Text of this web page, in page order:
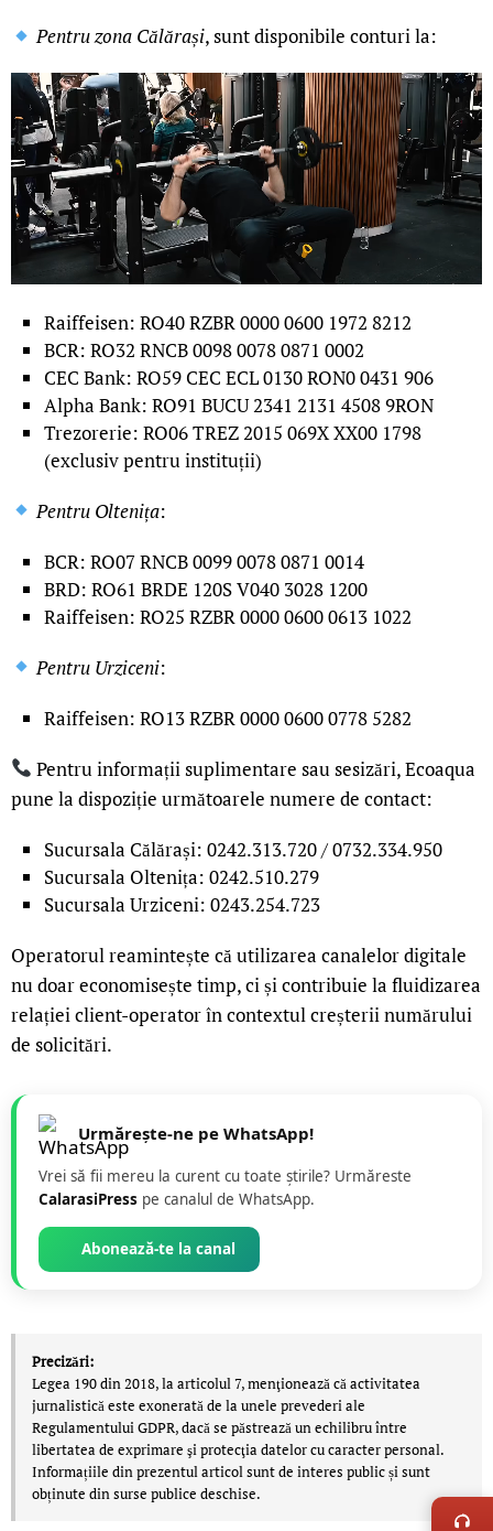
Pentru zona Călărași, sunt disponibile conturi la:
Raiffeisen: RO40 RZBR 0000 0600 1972 8212
BCR: RO32 RNCB 0098 0078 0871 0002
CEC Bank: RO59 CEC ECL 0130 RON0 0431 906
Alpha Bank: RO91 BUCU 2341 2131 4508 9RON
Trezorerie: RO06 TREZ 2015 069X XX00 1798
(exclusiv pentru instituții)
Pentru Oltenița:
BCR: RO07 RNCB 0099 0078 0871 0014
BRD: RO61 BRDE 120S V040 3028 1200
Raiffeisen: RO25 RZBR 0000 0600 0613 1022
Pentru Urziceni:
Raiffeisen: RO13 RZBR 0000 0600 0778 5282
Pentru informații suplimentare sau sesizări, Ecoaqua
pune la dispoziție următoarele numere de contact:
Sucursala Călărași: 0242.313.720 / 0732.334.950
Sucursala Oltenița: 0242.510.279
Sucursala Urziceni: 0243.254.723
Operatorul reamintește că utilizarea canalelor digitale
nu doar economisește timp, ci și contribuie la fluidizarea
relației client-operator în contextul creșterii numărului
de solicitări.
Urmărește-ne pe WhatsApp!
Vrei să fii mereu la curent cu toate știrile? Urmăreste
CalarasiPress pe canalul de WhatsApp.
Abonează-te la canal
Precizări:
Legea 190 din 2018, la articolul 7, menţionează că activitatea
jurnalistică este exonerată de la unele prevederi ale
Regulamentului GDPR, dacă se păstrează un echilibru între
libertatea de exprimare şi protecţia datelor cu caracter personal.
Informațiile din prezentul articol sunt de interes public și sunt
obținute din surse publice deschise.